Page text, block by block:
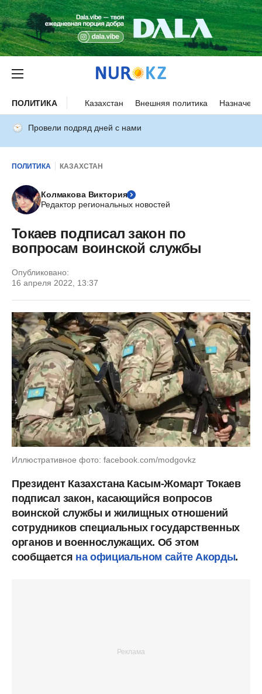
ПОЛИТИКА Казахстан Внешняя политика
Провели подряд дней с нами
ПОЛИТИКА КАЗАХСТАН
Колмакова Виктория
Редактор региональных новостей
Токаев подписал закон по
вопросам воинской службы
Опубликовано:
16 апреля 2022, 13:37
Иллюстративное фото: facebook.com/modgovkz
Президент Казахстана Касым-Жомарт Токаев
подписал закон, касающийся вопросов
воинской службы и жилищных отношений
сотрудников специальных государственных
органов и военнослужащих. Об этом
сообщается на официальном сайте Акорды.